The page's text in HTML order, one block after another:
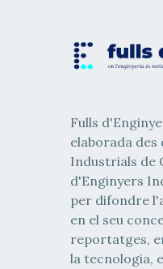
Fulls
elaborada des
Industrials de
d'Enginyers
per difondre
en el seu
reportatges,
la tecnologia,